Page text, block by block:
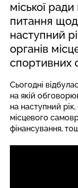
міської
питання
наступний
органів
спортивних
Сьогодні
на якій
на наступний рік,
місцевого
фінансування,